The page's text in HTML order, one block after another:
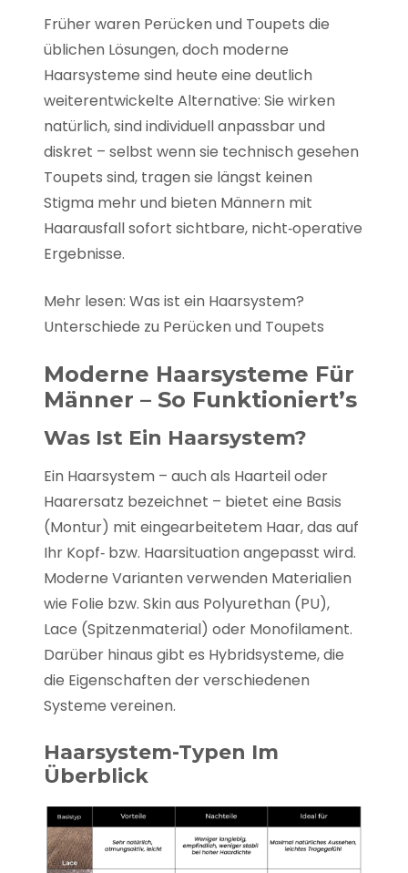
Früher waren Perücken und Toupets die
üblichen Lösungen, doch moderne
Haarsysteme sind heute eine deutlich
weiterentwickelte Alternative: Sie wirken
natürlich, sind individuell anpassbar und
diskret – selbst wenn sie technisch gesehen
Toupets sind, tragen sie längst keinen
Stigma mehr und bieten Männern mit
Haarausfall sofort sichtbare, nicht‑operative
Ergebnisse.
Mehr lesen: Was ist ein Haarsystem?
Unterschiede zu Perücken und Toupets
Moderne Haarsysteme Für
Männer – So Funktioniert’s
Was Ist Ein Haarsystem?
Ein Haarsystem – auch als Haarteil oder
Haarersatz bezeichnet – bietet eine Basis
(Montur) mit eingearbeitetem Haar, das auf
Ihr Kopf‑ bzw. Haarsituation angepasst wird.
Moderne Varianten verwenden Materialien
wie Folie bzw. Skin aus Polyurethan (PU),
Lace (Spitzenmaterial) oder Monofilament.
Darüber hinaus gibt es Hybridsysteme, die
die Eigenschaften der verschiedenen
Systeme vereinen.
Haarsystem-Typen Im
Überblick